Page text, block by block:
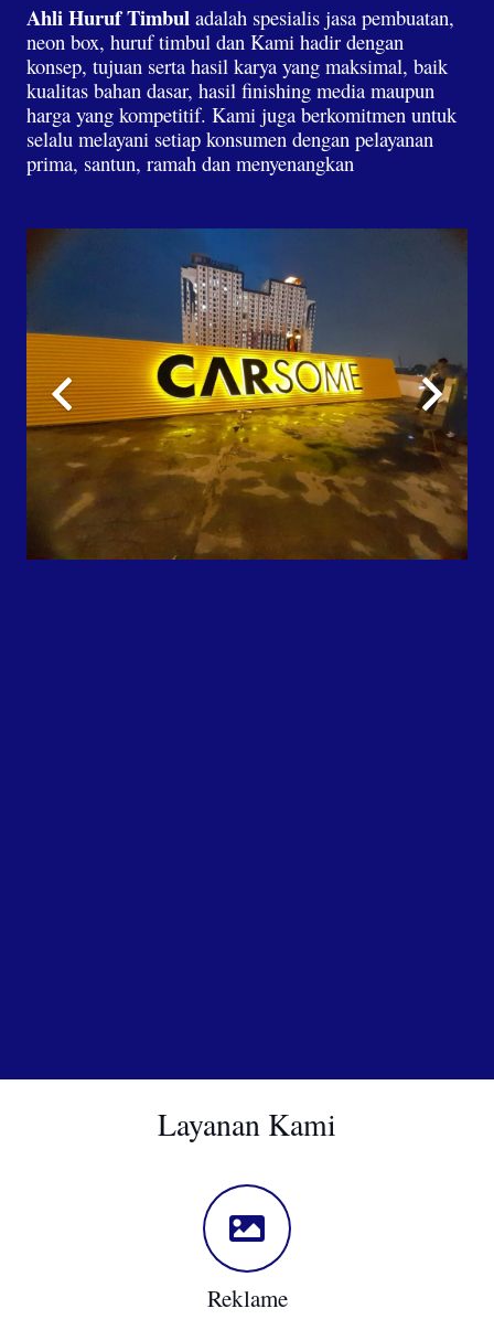
Ahli Huruf Timbul adalah spesialis jasa pembuatan,
neon box, huruf timbul dan Kami hadir dengan
konsep, tujuan serta hasil karya yang maksimal, baik
kualitas bahan dasar, hasil finishing media maupun
harga yang kompetitif. Kami juga berkomitmen untuk
selalu melayani setiap konsumen dengan pelayanan
prima, santun, ramah dan menyenangkan
Layanan Kami
Reklame